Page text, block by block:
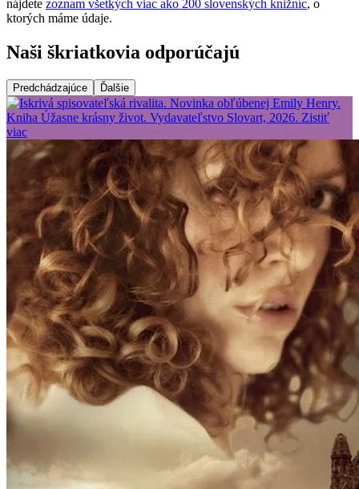
nájdete zoznam všetkých viac ako 200 slovenských knižníc, o
ktorých máme údaje.
Naši škriatkovia odporúčajú
Predchádzajúce Ďalšie